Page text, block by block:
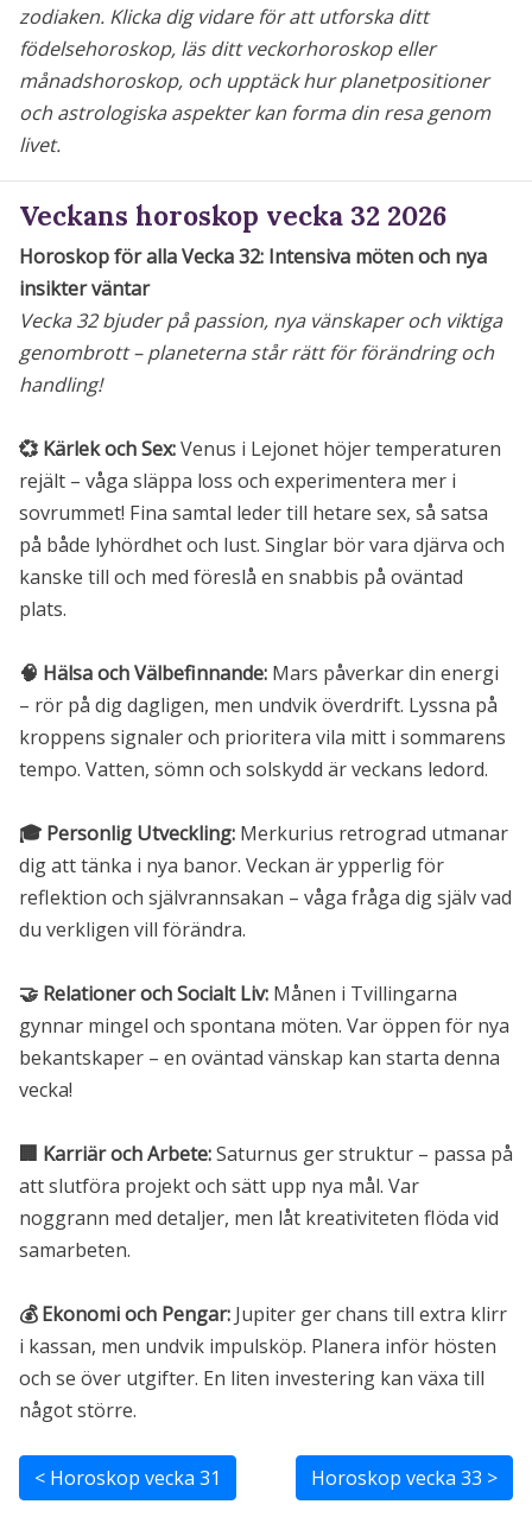
zodiaken. Klicka dig vidare för att utforska ditt
födelsehoroskop, läs ditt veckorhoroskop eller
månadshoroskop, och upptäck hur planetpositioner
och astrologiska aspekter kan forma din resa genom
livet.
Veckans horoskop vecka 32 2026
Horoskop för alla Vecka 32: Intensiva möten och nya
insikter väntar
Vecka 32 bjuder på passion, nya vänskaper och viktiga
genombrott – planeterna står rätt för förändring och
handling!
💞 Kärlek och Sex:Venus i Lejonet höjer temperaturen
rejält – våga släppa loss och experimentera mer i
sovrummet! Fina samtal leder till hetare sex, så satsa
på både lyhördhet och lust. Singlar bör vara djärva och
kanske till och med föreslå en snabbis på oväntad
plats.
🧠 Hälsa och Välbefinnande: Mars påverkar din energi
– rör på dig dagligen, men undvik överdrift. Lyssna på
kroppens signaler och prioritera vila mitt i sommarens
tempo. Vatten, sömn och solskydd är veckans ledord.
🎓 Personlig Utveckling: Merkurius retrograd utmanar
dig att tänka i nya banor. Veckan är ypperlig för
reflektion och självrannsakan – våga fråga dig själv vad
du verkligen vill förändra.
🤝 Relationer och Socialt Liv: Månen i Tvillingarna
gynnar mingel och spontana möten. Var öppen för nya
bekantskaper – en oväntad vänskap kan starta denna
vecka!
🏢 Karriär och Arbete:Saturnus ger struktur – passa på
att slutföra projekt och sätt upp nya mål. Var
noggrann med detaljer, men låt kreativiteten flöda vid
samarbeten.
💰 Ekonomi och Pengar: Jupiter ger chans till extra klirr
i kassan, men undvik impulsköp. Planera inför hösten
och se över utgifter. En liten investering kan växa till
något större.
< Horoskop vecka 31 Horoskop vecka 33 >